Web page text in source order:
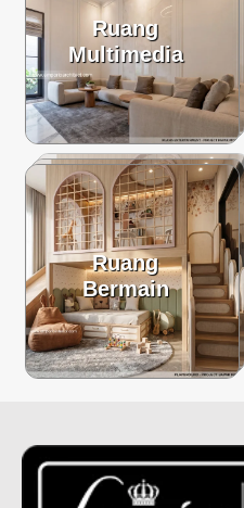
Ruang
Multimedia
Ruang
Bermain